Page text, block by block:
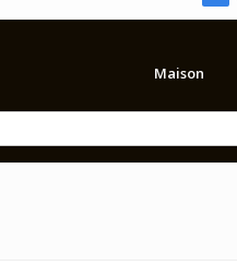
Maison